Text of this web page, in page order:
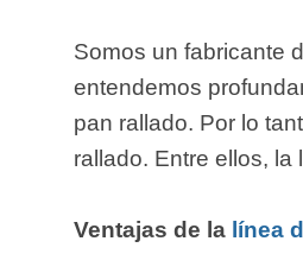
Somos un fabricante
entendemos
pan rallado. Por lo
rallado. Entre ellos,
Ventajas de la línea